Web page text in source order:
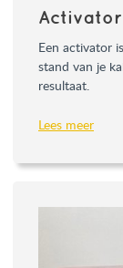
Een activator
stand van je
resultaat.
Lees meer